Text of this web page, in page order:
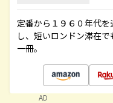
定番から１９６０年代
し、短いロンドン滞在
一冊。
AD